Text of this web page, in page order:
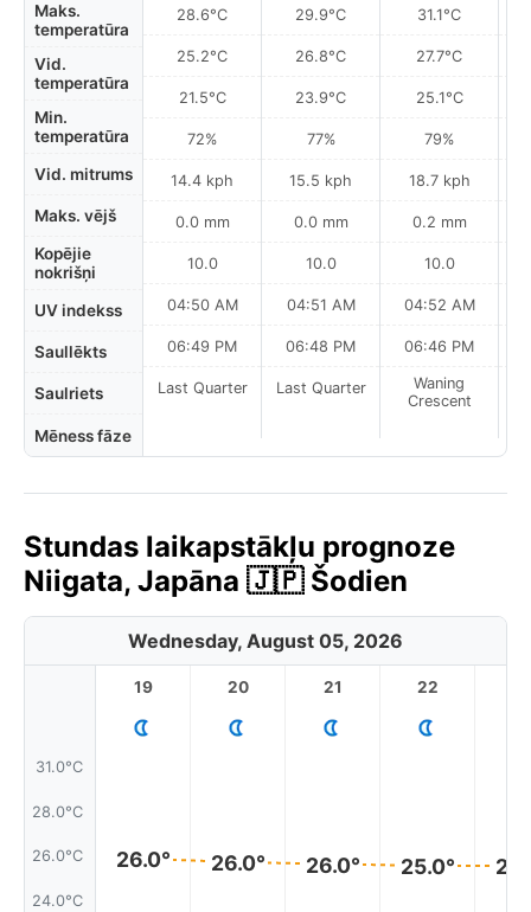
Maks.
temperatūra
Vid.
temperatūra
Min.
temperatūra
Vid. mitrums
Maks. vējš
Kopējie
nokrišņi
UV indekss
Saullēkts
Saulriets
Mēness fāze
28.6°C
25.2°C
21.5°C
72%
14.4 kph
0.0 mm
10.0
04:50 AM
06:49 PM
Last Quarter
29.9°C
26.8°C
23.9°C
77%
15.5 kph
0.0 mm
10.0
04:51 AM
06:48 PM
Last Quarter
31.1°C
27.7°C
25.1°C
79%
18.7 kph
0.2 mm
10.0
04:52 AM
06:46 PM
Waning
Crescent
Stundas laikapstākļu prognoze
Niigata, Japāna 🇯🇵 Šodien
Wednesday, August 05, 2026
31.0°C
28.0°C
26.0°C
24.0°C
19
26.0°
20
26.0°
21
26.0°
22
25.0°